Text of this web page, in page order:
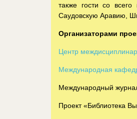
также гости со
Саудовскую Аравию,
Организаторами
Центр
Международная
Международный
Проект «Библиотека